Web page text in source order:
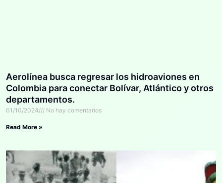
Aerolínea busca regresar los hidroaviones en
Colombia para conectar Bolívar, Atlántico y otros
departamentos.
01/10/2024 No hay comentarios
Read More »